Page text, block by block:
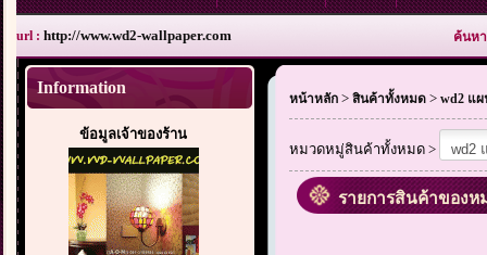
url : http://www.wd2-wallpaper.com ค้นห
Information
ข้อมูลเจ้าของร้าน
หน้าหลัก > สินค้าทั้งหมด > wd2 แ
หมวดหมู่สินค้าทั้งหมด >
รายการสินค้าของห